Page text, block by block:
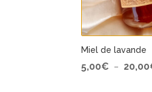
Miel de lavande
5,00€ – 20,00